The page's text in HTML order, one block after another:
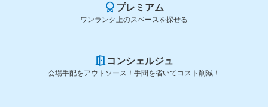
プレミアム
ワンランク上のスペースを探せる
コンシェルジュ
会場手配をアウトソース！手間を省いてコスト削減！